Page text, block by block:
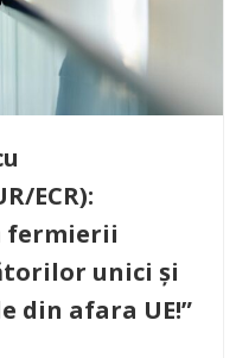
ECR):
fermierii
unici și
din afara UE!”